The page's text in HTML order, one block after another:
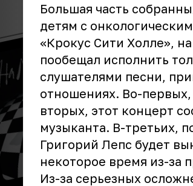
Большая часть
детям с
«Крокус Сити Холле»,
пообещал исполнить
слушателями песни,
отношениях. Во-
вторых, этот концерт
музыканта. В-третьих,
Григорий Лепс будет
некоторое время из-за
Из-за серьезных